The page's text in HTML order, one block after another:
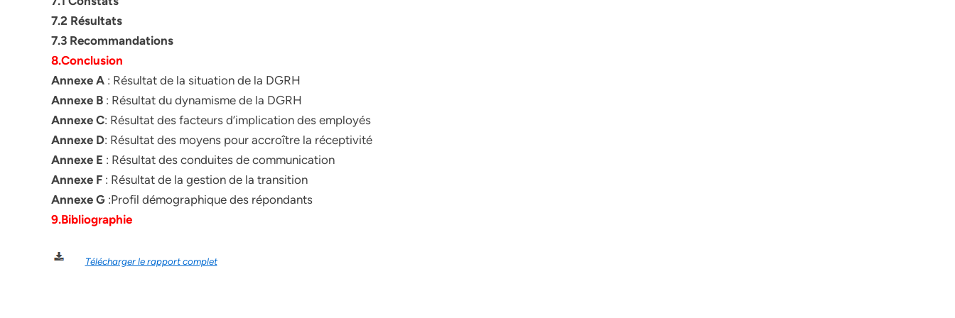
7.2 Résultats
7.3 Recommandations
8.Conclusion
Annexe A : Résultat de la situation de la DGRH
Annexe B : Résultat du dynamisme de la DGRH
Annexe C: Résultat des facteurs d’implication des employés
Annexe D: Résultat des moyens pour accroître la réceptivité
Annexe E : Résultat des conduites de communication
Annexe F : Résultat de la gestion de la transition
Annexe G :Profil démographique des répondants
9.Bibliographie
Télécharger le rapport complet